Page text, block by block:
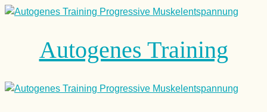
Autogenes Training